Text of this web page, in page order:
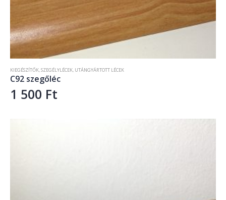
KIEGÉSZÍTŐK,SZEGÉLYLÉCEK, UTÁNGYÁRTOTT LÉCEK
C92 szegőléc
1 500 Ft